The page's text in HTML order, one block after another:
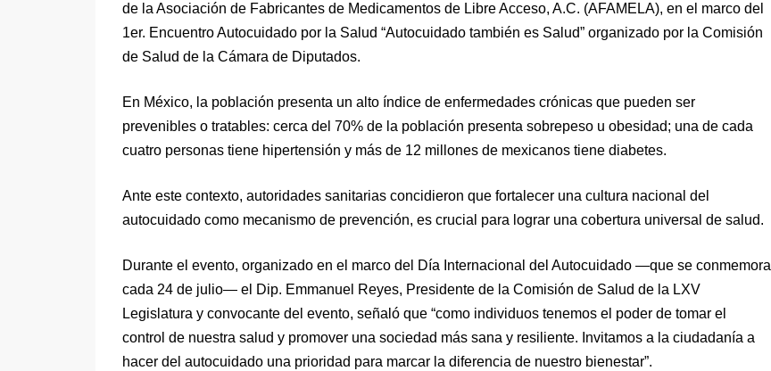
de la Asociación de Fabricantes de Medicamentos de Libre Acceso, A.C. (AFAMELA), en el marco del
1er. Encuentro Autocuidado por la Salud “Autocuidado también es Salud” organizado por la Comisión
de Salud de la Cámara de Diputados.
En México, la población presenta un alto índice de enfermedades crónicas que pueden ser
prevenibles o tratables: cerca del 70% de la población presenta sobrepeso u obesidad; una de cada
cuatro personas tiene hipertensión y más de 12 millones de mexicanos tiene diabetes.
Ante este contexto, autoridades sanitarias concidieron que fortalecer una cultura nacional del
autocuidado como mecanismo de prevención, es crucial para lograr una cobertura universal de salud.
Durante el evento, organizado en el marco del Día Internacional del Autocuidado —que se conmemora
cada 24 de julio— el Dip. Emmanuel Reyes, Presidente de la Comisión de Salud de la LXV
Legislatura y convocante del evento, señaló que “como individuos tenemos el poder de tomar el
control de nuestra salud y promover una sociedad más sana y resiliente. Invitamos a la ciudadanía a
hacer del autocuidado una prioridad para marcar la diferencia de nuestro bienestar”.